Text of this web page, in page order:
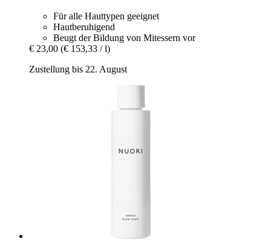
Für alle Hauttypen geeignet
Hautberuhigend
Beugt der Bildung von Mitessern vor
€ 23,00 (€ 153,33 / l)
Zustellung bis 22. August